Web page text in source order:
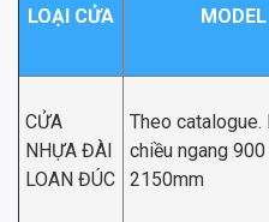
LOẠI CỬA MODEL
CỬA
NHỰA ĐÀI
LOAN ĐÚC
Theo catalogue.
chiều ngang
2150mm